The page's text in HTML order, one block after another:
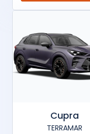
Cupra
TERRAMAR